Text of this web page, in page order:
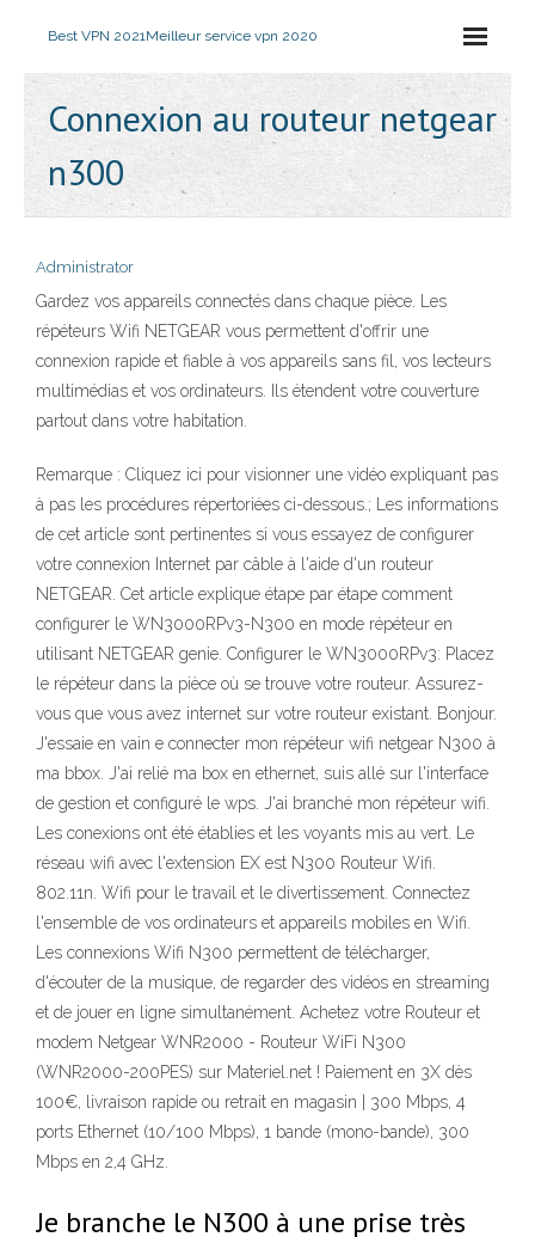
Best VPN 2021Meilleur service vpn 2020
Connexion au routeur netgear
n300
Administrator
Gardez vos appareils connectés dans chaque pièce. Les
répéteurs Wifi NETGEAR vous permettent d'offrir une
connexion rapide et fiable à vos appareils sans fil, vos lecteurs
multimédias et vos ordinateurs. Ils étendent votre couverture
partout dans votre habitation.
Remarque : Cliquez ici pour visionner une vidéo expliquant pas
à pas les procédures répertoriées ci-dessous.; Les informations
de cet article sont pertinentes si vous essayez de configurer
votre connexion Internet par câble à l'aide d'un routeur
NETGEAR. Cet article explique étape par étape comment
configurer le WN3000RPv3-N300 en mode répéteur en
utilisant NETGEAR genie. Configurer le WN3000RPv3: Placez
le répéteur dans la pièce où se trouve votre routeur. Assurez-
vous que vous avez internet sur votre routeur existant. Bonjour.
J'essaie en vain e connecter mon répéteur wifi netgear N300 à
ma bbox. J'ai relié ma box en ethernet, suis allé sur l'interface
de gestion et configuré le wps. J'ai branché mon répéteur wifi.
Les conexions ont été établies et les voyants mis au vert. Le
réseau wifi avec l'extension EX est N300 Routeur Wifi.
802.11n. Wifi pour le travail et le divertissement. Connectez
l'ensemble de vos ordinateurs et appareils mobiles en Wifi.
Les connexions Wifi N300 permettent de télécharger,
d'écouter de la musique, de regarder des vidéos en streaming
et de jouer en ligne simultanément. Achetez votre Routeur et
modem Netgear WNR2000 - Routeur WiFi N300
(WNR2000-200PES) sur Materiel.net ! Paiement en 3X dès
100€, livraison rapide ou retrait en magasin | 300 Mbps, 4
ports Ethernet (10/100 Mbps), 1 bande (mono-bande), 300
Mbps en 2,4 GHz.
Je branche le N300 à une prise très